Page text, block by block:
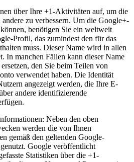
über Ihre +1-Aktivitäten auf, um die
zu verbessern. Um die Google+-
benötigen Sie ein weltweit
Profil, das zumindest den für das
muss. Dieser Name wird in allen
In manchen Fällen kann dieser Name
den Sie beim Teilen von
verwendet haben. Die Identität
angezeigt werden, die Ihre E-
andere identifizierende
Neben den oben
werden die von Ihnen
gemäß den geltenden Google-
Google veröffentlicht
Statistiken über die +1-